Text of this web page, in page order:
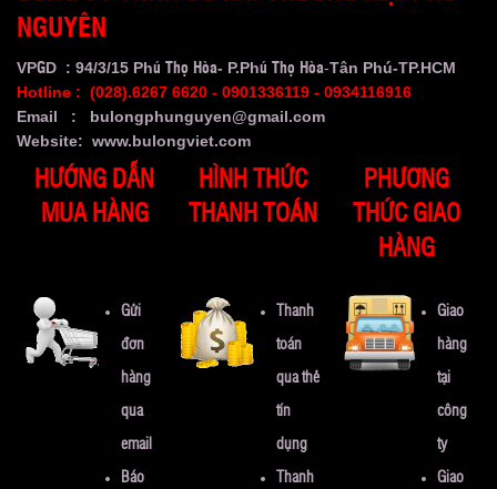
NGUYÊN
VPGD : 94/3/15 Phú Thọ Hòa- P.Phú Thọ Hòa-Tân Phú-TP.HCM
Hotline : (028).6267 6620 - 0901336119 - 0934116916
Email : bulongphunguyen@gmail.com
Website: www.bulongviet.com
HƯỚNG DẪN
MUA HÀNG
HÌNH THỨC
THANH TOÁN
PHƯƠNG
THỨC GIAO
HÀNG
Gửi
đơn
hàng
qua
email
Báo
Thanh
toán
qua thẻ
tín
dụng
Thanh
Giao
hàng
tại
công
ty
Giao